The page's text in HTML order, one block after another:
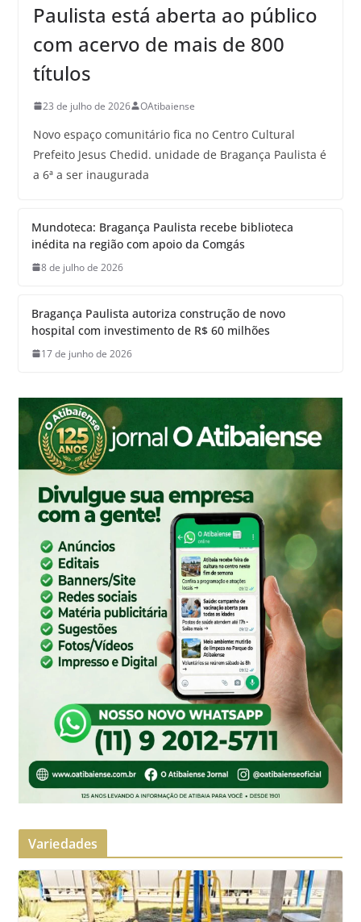
Paulista está aberta ao público
com acervo de mais de 800
títulos
23 de julho de 2026 OAtibaiense
Novo espaço comunitário fica no Centro Cultural
Prefeito Jesus Chedid. unidade de Bragança Paulista é
a 6ª a ser inaugurada
Mundoteca: Bragança Paulista recebe biblioteca
inédita na região com apoio da Comgás
8 de julho de 2026
Bragança Paulista autoriza construção de novo
hospital com investimento de R$ 60 milhões
17 de junho de 2026
Variedades